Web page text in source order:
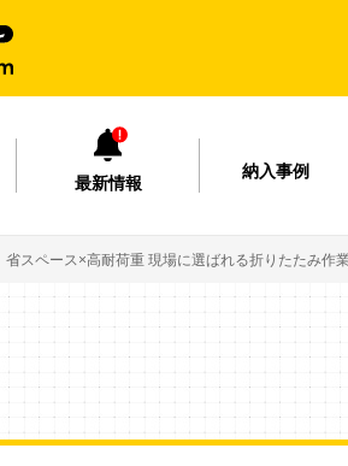
最新情報
納入事例
省スペース×高耐荷重 現場に選ばれる折りたたみ作